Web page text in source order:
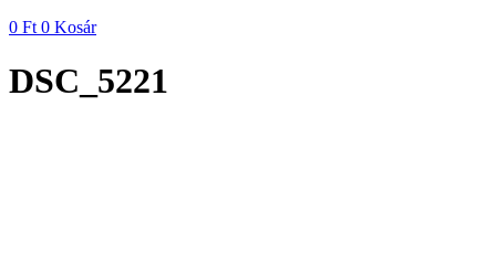
0 Ft 0 Kosár
DSC_5221